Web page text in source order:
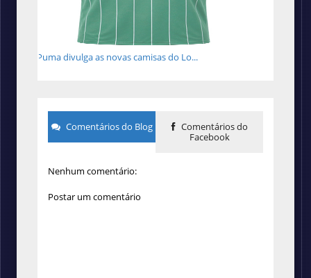
Puma divulga as novas camisas do Lo...
Comentários do Blog
Comentários do
Facebook
Nenhum comentário:
Postar um comentário